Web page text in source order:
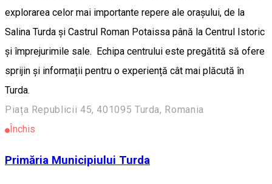
explorarea celor mai importante repere ale orașului, de la
Salina Turda și Castrul Roman Potaissa până la Centrul Istoric
și împrejurimile sale. Echipa centrului este pregătită să ofere
sprijin și informații pentru o experiență cât mai plăcută în
Turda.
Piața Republicii 45, 401095 Turda, Romania
Închis
Primăria Municipiului Turda